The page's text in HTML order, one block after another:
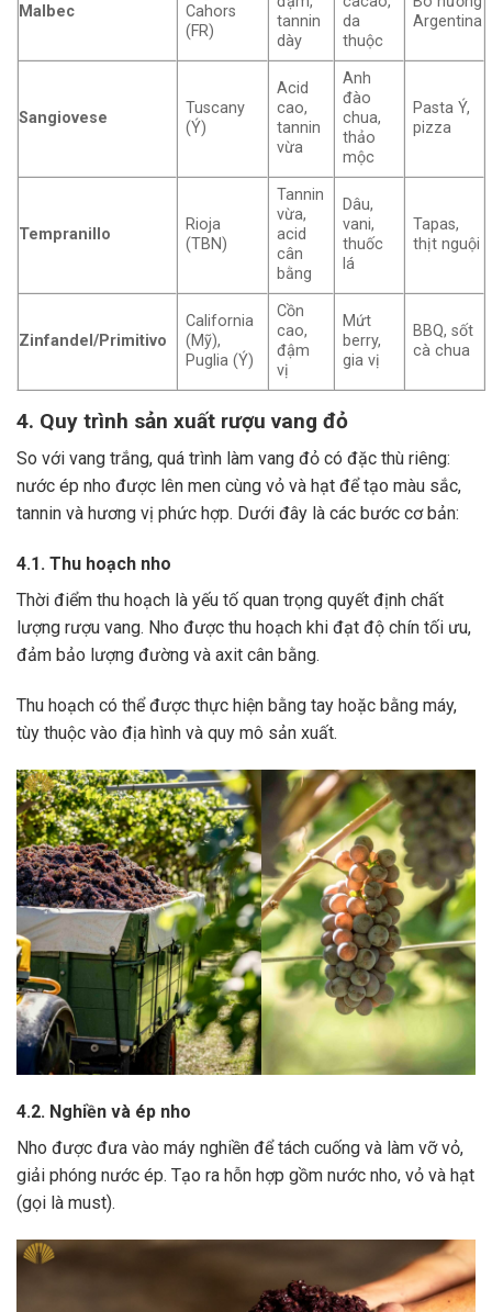
Malbec
Cahors
(FR)
tannin
dày
da
thuộc
Argentina
Sangiovese
Tuscany
(Ý)
Acid
cao,
tannin
vừa
Anh
đào
chua,
thảo
mộc
Pasta Ý,
pizza
Tempranillo
Rioja
(TBN)
Tannin
vừa,
acid
cân
bằng
Dâu,
vani,
thuốc
lá
Tapas,
thịt nguội
Zinfandel/Primitivo
California
(Mỹ),
Puglia (Ý)
Cồn
cao,
đậm
vị
Mứt
berry,
gia vị
BBQ, sốt
cà chua
4. Quy trình sản xuất rượu vang đỏ
So với vang trắng, quá trình làm vang đỏ có đặc thù riêng:
nước ép nho được lên men cùng vỏ và hạt để tạo màu sắc,
tannin và hương vị phức hợp. Dưới đây là các bước cơ bản:
4.1. Thu hoạch nho
Thời điểm thu hoạch là yếu tố quan trọng quyết định chất
lượng rượu vang. Nho được thu hoạch khi đạt độ chín tối ưu,
đảm bảo lượng đường và axit cân bằng.
Thu hoạch có thể được thực hiện bằng tay hoặc bằng máy,
tùy thuộc vào địa hình và quy mô sản xuất.
4.2. Nghiền và ép nho
Nho được đưa vào máy nghiền để tách cuống và làm vỡ vỏ,
giải phóng nước ép. Tạo ra hỗn hợp gồm nước nho, vỏ và hạt
(gọi là must).